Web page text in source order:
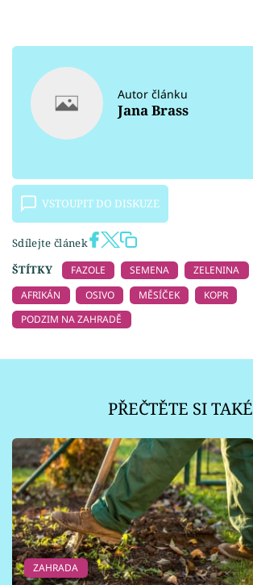
Autor článku
Jana Brass
VSTOUPIT DO DISKUZE
Sdílejte článek
ŠTÍTKY
FAZOLE SEMENA ZELENINA
AFRIKÁN
OSIVO MĚSÍČEK
KOPR
PODZIM NA ZAHRADĚ
PŘEČTĚTE SI TAKÉ
ZAHRADA